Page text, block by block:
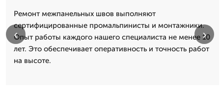
Ремонт межпанельных швов выполняют
сертифицированные промальпинисты и монтажники.
Опыт работы каждого нашего специалиста не менее 10
лет. Это обеспечивает оперативность и точность работ
на высоте.
‹ ›